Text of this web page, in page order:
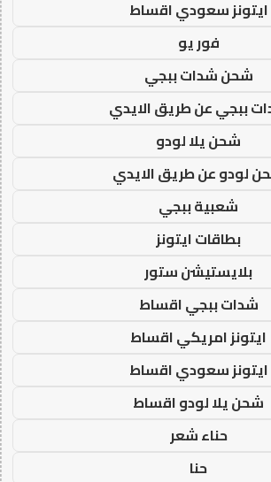
ايتونز سعودي اقساط
فور يو
شحن شدات ببجي
ببجي عن طريق الايدي
شحن يلا لودو
لودو عن طريق الايدي
شعبية ببجي
بطاقات ايتونز
بلايستيشن ستور
شدات ببجي اقساط
ايتونز امريكي اقساط
ايتونز سعودي اقساط
شحن يلا لودو اقساط
حناء شعر
حنا